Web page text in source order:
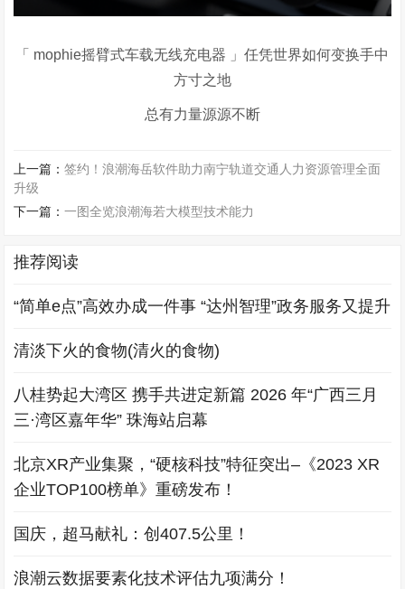
「 mophie摇臂式车载无线充电器 」任凭世界如何变换手中
方寸之地
总有力量源源不断
上一篇：签约！浪潮海岳软件助力南宁轨道交通人力资源管理全面
升级
下一篇：一图全览浪潮海若大模型技术能力
推荐阅读
“简单e点”高效办成一件事 “达州智理”政务服务又提升
清淡下火的食物(清火的食物)
八桂势起大湾区 携手共进定新篇 2026 年“广西三月
三·湾区嘉年华” 珠海站启幕
北京XR产业集聚，“硬核科技”特征突出–《2023 XR
企业TOP100榜单》重磅发布！
国庆，超马献礼：创407.5公里！
浪潮云数据要素化技术评估九项满分！